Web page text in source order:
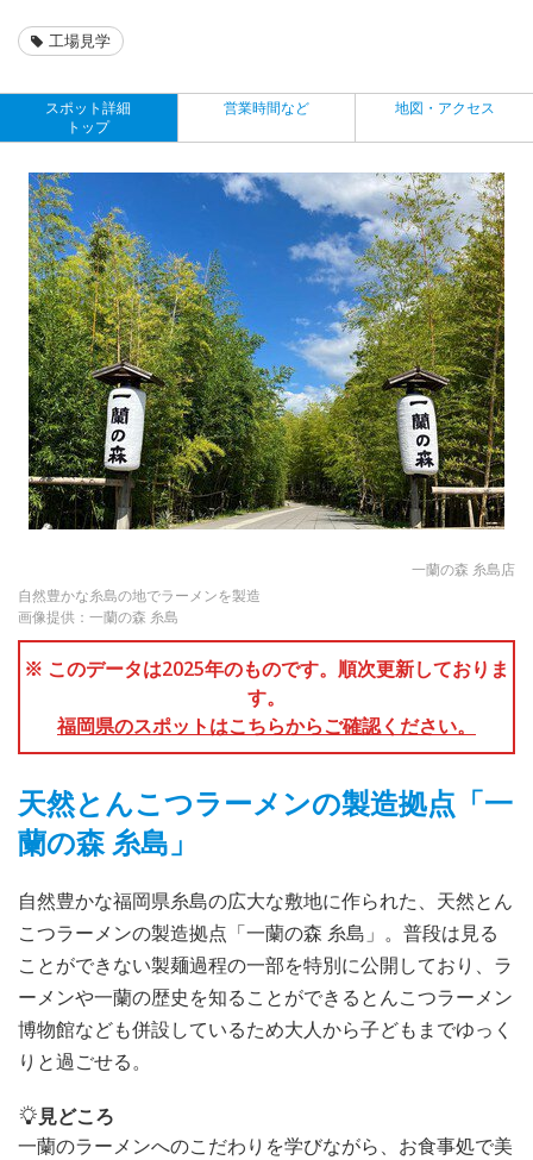
工場見学
スポット詳細
トップ
営業時間など 地図・アクセス
一蘭の森 糸島店
自然豊かな糸島の地でラーメンを製造
画像提供：一蘭の森 糸島
※ このデータは2025年のものです。順次更新しておりま
す。
福岡県のスポットはこちらからご確認ください。
天然とんこつラーメンの製造拠点「一
蘭の森 糸島」
自然豊かな福岡県糸島の広大な敷地に作られた、天然とん
こつラーメンの製造拠点「一蘭の森 糸島」。普段は見る
ことができない製麺過程の一部を特別に公開しており、ラ
ーメンや一蘭の歴史を知ることができるとんこつラーメン
博物館なども併設しているため大人から子どもまでゆっく
りと過ごせる。
見どころ
一蘭のラーメンへのこだわりを学びながら、お食事処で美